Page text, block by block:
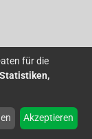
für die
Akzeptieren